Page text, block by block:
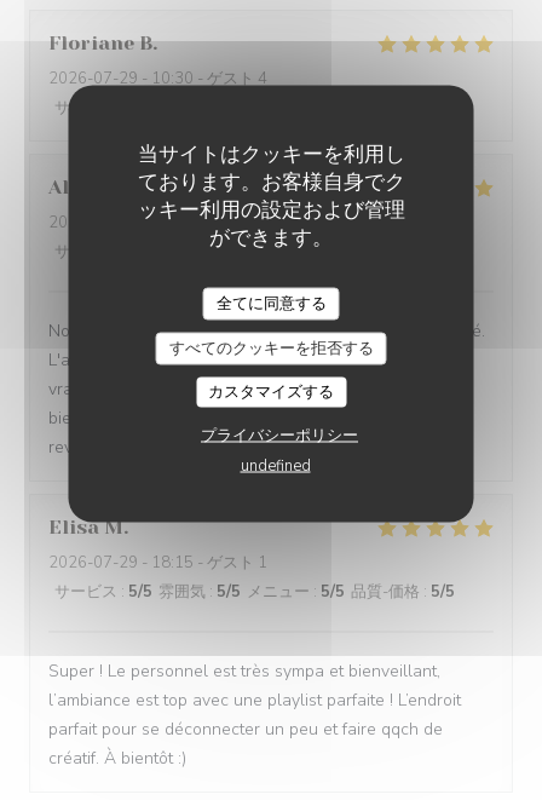
当サイトはクッキーを利用し
ております。お客様自身でク
ッキー利用の設定および管理
ができます。
全てに同意する
すべてのクッキーを拒否する
カスタマイズする
プライバシーポリシー
undefined
Floriane B
2026-07-29 - 10:30 - ゲスト 4
サービス
Alise
2026-07-29
- 14:30 - ゲスト 4
サービス
:5 /5 メニュー :
Nous avons adoré cette bulle de calme offert par le café.
L'accueil et les explications sont au top et nous avons
vraiment passé un très agréable moment, une pause
bienvenue dans un quotidien parfois intense. Nous
reviendrons, c'est certain.
Elisa M
2026-07-29 - 18:15 - ゲスト 1
サービス : 5/5 雰囲気 : 5/5 メニュー : 5/5 品質-価格 : 5/5
Super ! Le personnel est très sympa et bienveillant,
l’ambiance est top avec une playlist parfaite ! L’endroit
parfait pour se déconnecter un peu et faire qqch de
créatif. À bientôt :)
BAV'ART CAFÉ